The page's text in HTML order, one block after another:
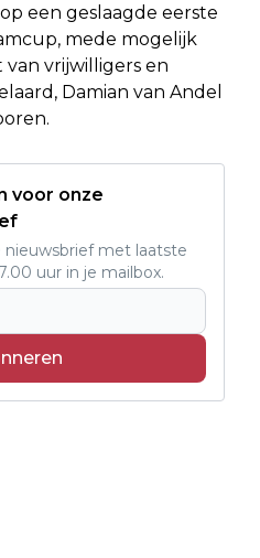
een geslaagde eerste
mede mogelijk
vrijwilligers en
Damian van Andel
voor onze
nieuwsbrief met laatste
uur in je mailbox.